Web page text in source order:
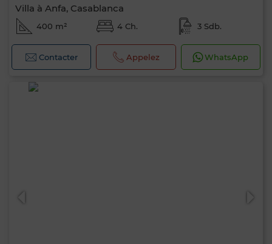
Villa à Anfa, Casablanca
400 m² 4 Ch. 3 Sdb.
Contacter Appelez WhatsApp